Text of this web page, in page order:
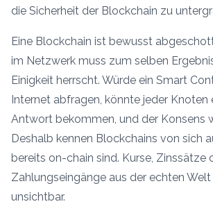
die Sicherheit der Blockchain zu
Eine Blockchain ist bewusst
im Netzwerk muss zum selben
Einigkeit herrscht. Würde ein Smart
Internet abfragen, könnte jeder Knoten
Antwort bekommen, und der Konsens
Deshalb kennen Blockchains von sich
bereits on-chain sind. Kurse, Zinssätze
Zahlungseingänge aus der echten
unsichtbar.